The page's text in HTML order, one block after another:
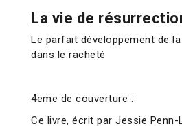
La vie de
Le parfait développement de
dans le racheté
4eme de couverture :
Ce livre, écrit par Jessie